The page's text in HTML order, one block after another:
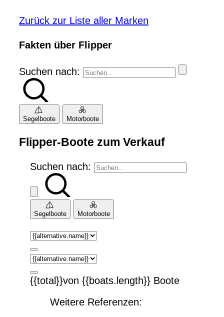
Zurück zur Liste aller Marken
Fakten über Flipper
Suchen nach:
Segelboote Motorboote
Flipper-Boote zum Verkauf
Suchen nach:
Segelboote Motorboote
{{total}}von {{boats.length}} Boote
Weitere Referenzen: